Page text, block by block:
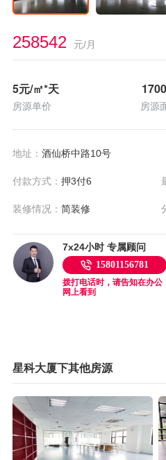
258542 元/月
5元/㎡*天
房源单价
1700
房源
地址： 酒仙桥中路10号
付款方式： 押3付6
装修情况： 简装修
7x24小时 专属顾问
15801156781
拨打电话时，请告知在办公
网上看到
星科大厦下其他房源